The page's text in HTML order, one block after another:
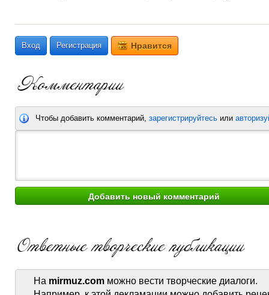
Вход Регистрация Нравится
Чтобы добавить комментарий, зарегистрируйтесь или
На mirmuz.com можно вести творческие диалоги.